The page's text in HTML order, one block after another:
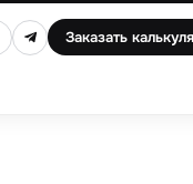
Заказать